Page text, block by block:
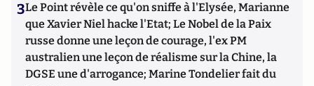
3Le Point révèle ce qu'on sniffe à l'Elysée, Marianne
que Xavier Niel hacke l'Etat; Le Nobel de la Paix
russe donne une leçon de courage, l'ex PM
australien une leçon de réalisme sur la Chine, la
DGSE une d'arrogance; Marine Tondelier fait du